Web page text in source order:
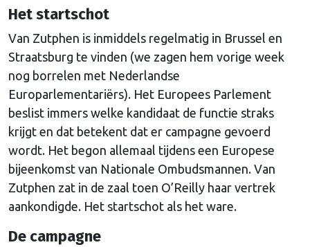
Het startschot
Van Zutphen is inmiddels regelmatig in Brussel en
Straatsburg te vinden (we zagen hem vorige week
nog borrelen met Nederlandse
Europarlementariërs). Het Europees Parlement
beslist immers welke kandidaat de functie straks
krijgt en dat betekent dat er campagne gevoerd
wordt. Het begon allemaal tijdens een Europese
bijeenkomst van Nationale Ombudsmannen. Van
Zutphen zat in de zaal toen O’Reilly haar vertrek
aankondigde. Het startschot als het ware.
De campagne